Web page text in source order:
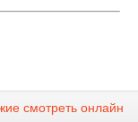
смотреть онлайн